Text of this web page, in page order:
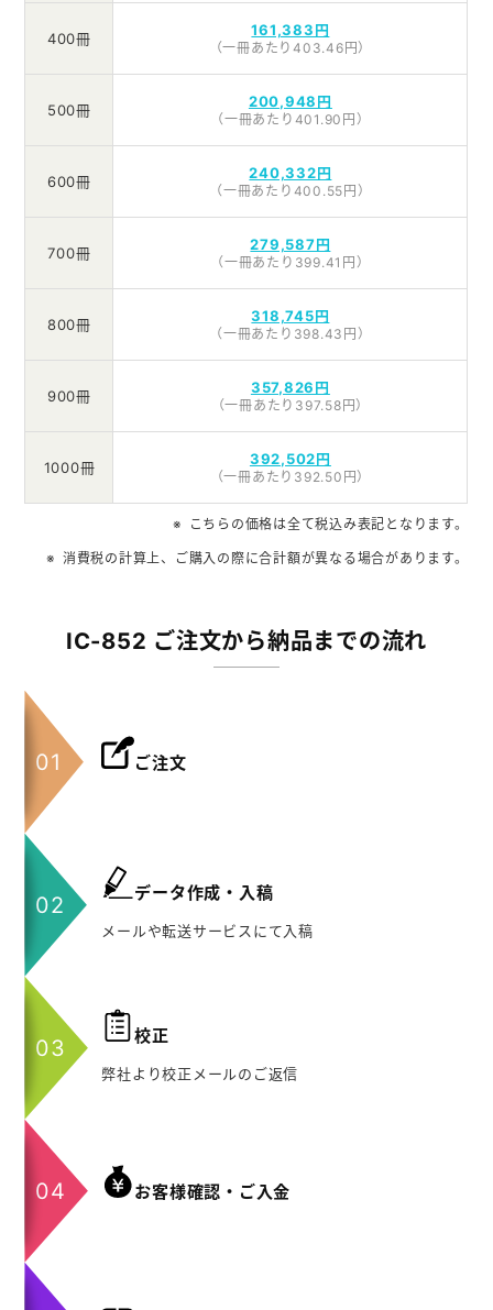
400冊 161,383円
（一冊あたり403.46円）
500冊 200,948円
（一冊あたり401.90円）
600冊 240,332円
（一冊あたり400.55円）
700冊 279,587円
（一冊あたり399.41円）
800冊 318,745円
（一冊あたり398.43円）
900冊 357,826円
（一冊あたり397.58円）
1000冊 392,502円
（一冊あたり392.50円）
こちらの価格は全て税込み表記となります。
消費税の計算上、ご購入の際に合計額が異なる場合があります。
IC-852 ご注文から納品までの流れ
ご注文
データ作成・入稿
メールや転送サービスにて入稿
校正
弊社より校正メールのご返信
お客様確認・ご入金